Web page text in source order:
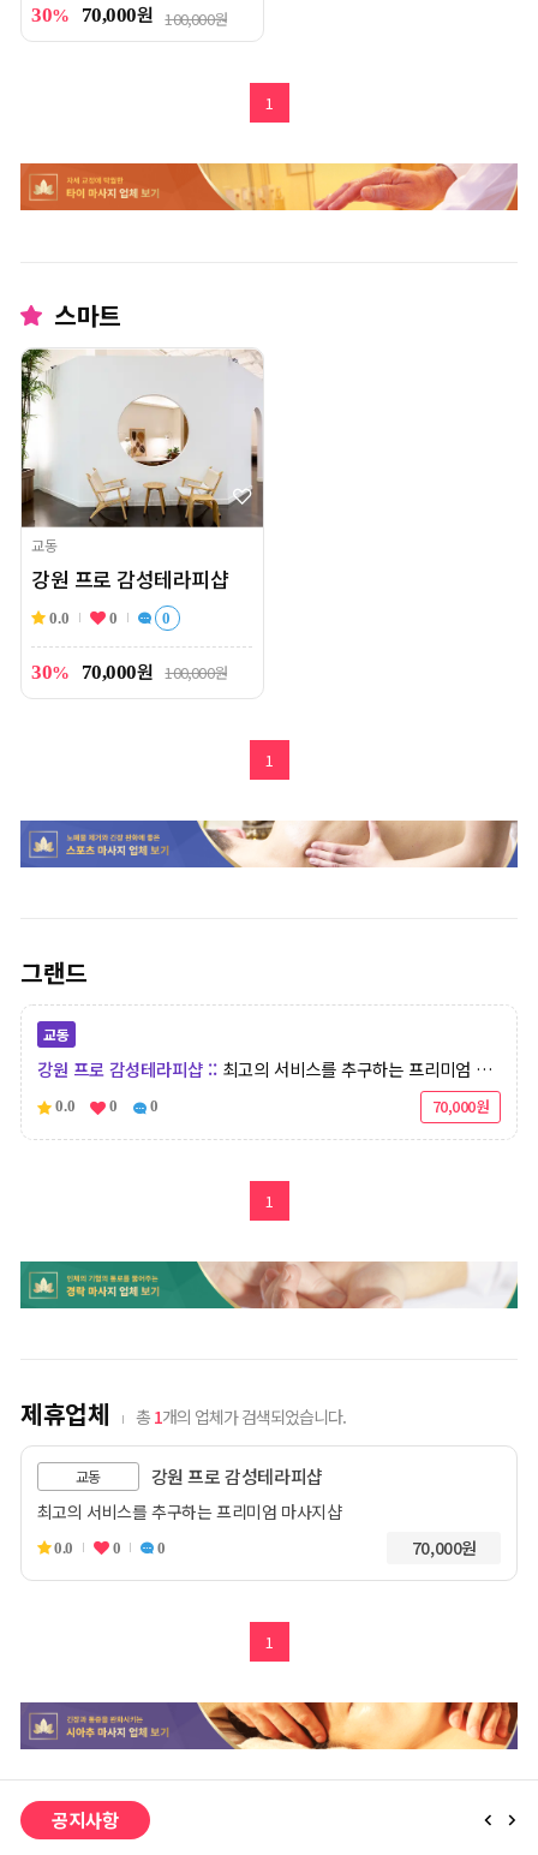
30% 70,000원 100,000원
1
스마트
교동
강원 프로 감성테라피샵
0.0 0 0
30% 70,000원 100,000원
1
그랜드
교동
강원 프로 감성테라피샵 최고의 서비스를 추구하는 프리미엄 마사지샵
0.0 0 0 70,000원
1
제휴업체 총 1개의 업체가 검색되었습니다.
교동 강원 프로 감성테라피샵
최고의 서비스를 추구하는 프리미엄 마사지샵
0.0 0 0 70,000원
1
공지사항